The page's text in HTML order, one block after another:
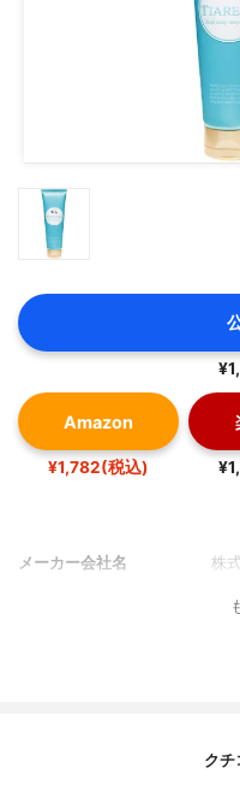
Amazon
¥1,782(税込)
メーカー会社名 株
クチ